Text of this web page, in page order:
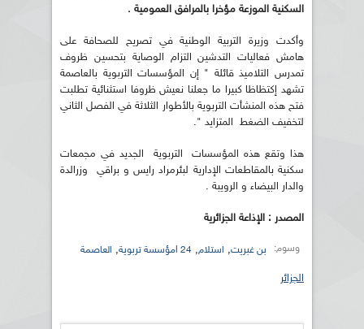
السكنية الموزعة مؤخرا بالمرافق العمومية .
وأكدت وزيرة التربية الوطنية في تصريح للصحافة على
هامش فعاليات التدشين التزام الوصاية بتحسين ظروف
تمدرس التلاميذ قائلة " إن المؤسسات التربوية بالعاصمة
تشهد إكتظاظا كبيرا ما جعلنا نعيش ظروفا استثنائية تطلبت
فتح هذه المنشأت التربوية بالأطوار الثلاثة في الفصل الثاني
لتخفيف الضغط المتزايد ".
هذا وتقع هذه المؤسسات التربوية الجديد في مجمعات
سكنية بالمقاطعات الإدارية لبئرمراد رايس و براقي وزرالدة
والدار البيضاء و الرويبة .
المصدر : الإذاعة الجزائرية
وسوم: بن غبريت, استلام, 24 lمؤسسة تربوية , العاصمة
الجزائر